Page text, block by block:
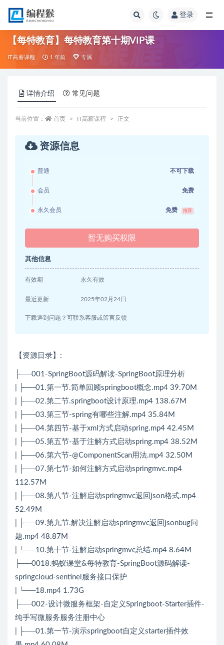
登录
【每特教育】每特教育第十期VIP课
IT高薪课程 1 年前 专属
详情介绍 常见问题
当前位置： 首页 IT高薪课程 正文
资源信息
普通 不可下载
会员 免费
永久会员 免费 推荐
暂无购买权限
其他信息
有效期 永久有效
最近更新 2025年02月24日
下载遇到问题？可联系客服或留言反馈
【资源目录】:
├──001-SpringBoot源码解读-SpringBoot原理分析
| ├──01.第一节.简单回顾springboot概念.mp4 39.70M
| ├──02.第二节.springboot设计原理.mp4 138.67M
| ├──03.第三节-spring有哪些注解.mp4 35.84M
| ├──04.第四节-基于xml方式启动spring.mp4 42.45M
| ├──05.第五节-基于注解方式启动spring.mp4 38.52M
| ├──06.第六节-@ComponentScan用法.mp4 32.50M
| ├──07.第七节-如何注解方式启动springmvc.mp4
112.57M
| ├──08.第八节-注解启动springmvc返回json格式.mp4
52.49M
| ├──09.第九节.解决注解启动springmvc返回jsonbug问
题.mp4 48.87M
| └──10.第十节-注解启动springmvc总结.mp4 8.64M
├──0018.蚂蚁课堂&每特教育-SpringBoot源码解读-
springcloud-sentinel服务接口保护
| └──18.mp4 1.73G
├──002-设计微服务框架-自定义Springboot-Starter插件-
纯手写微服务服务注册中心
| ├──01.第一节-演示springboot自定义starter插件效